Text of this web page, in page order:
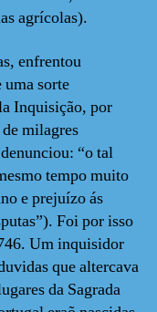
agrícolas).
enfrentou
uma sorte
Inquisição, por
milagres
“o tal
tempo muito
e prejuízo ás
Foi por isso
Um inquisidor
que altercava
da Sagrada